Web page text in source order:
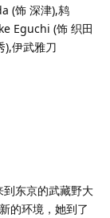
(饰 深津),鸫
Eguchi (饰 织田
),伊武雅刀
东京的武藏野大
的环境，她到了